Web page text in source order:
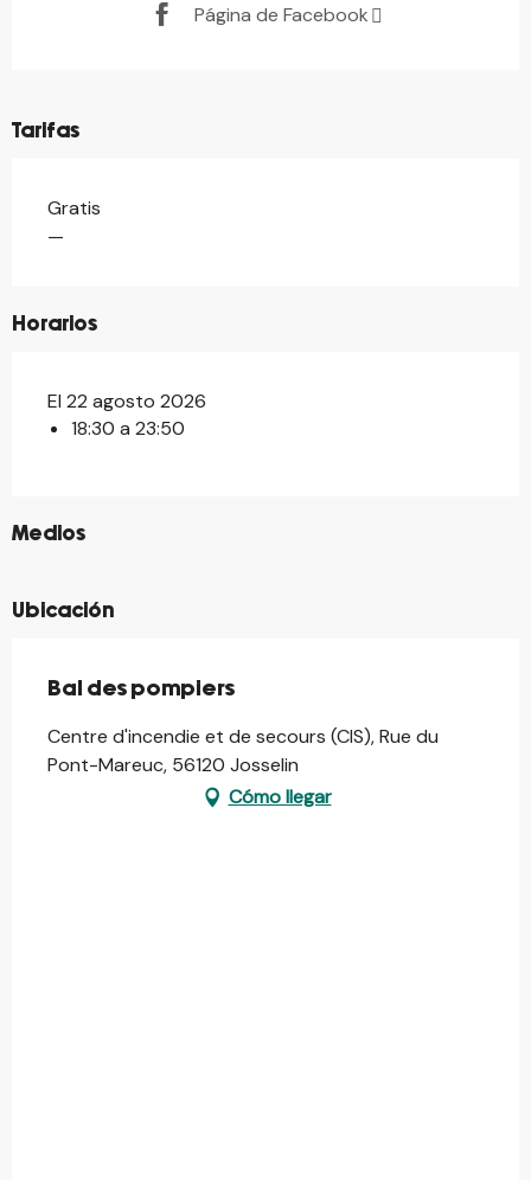
Página de Facebook
Tarifas
Gratis
—
Horarios
El 22 agosto 2026
18:30 a 23:50
Medios
©
Ubicación
Bal des pompiers
Centre d'incendie et de secours (CIS), Rue du
Pont-Mareuc, 56120 Josselin
Cómo llegar